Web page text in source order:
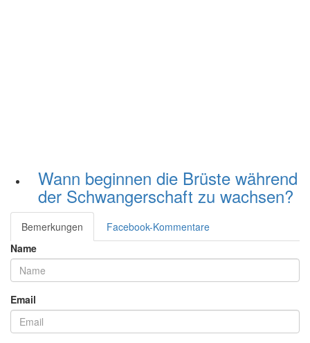
Wann beginnen die Brüste während
der Schwangerschaft zu wachsen?
Bemerkungen
Facebook-Kommentare
Name
Email